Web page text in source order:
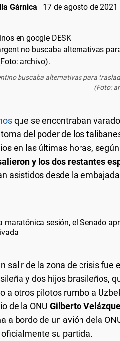
Gárnica | 17 de agosto de 2021
buscaba alternativas para
(Foto:
que se encontraban
del poder de los
en las últimas horas,
y los dos restantes
asistidos desde la
maratónica sesión, el Senado
salir de la zona de crisis fue
y dos hijos brasileños,
a otros pilotos rumbo a
de la ONU Gilberto
a bordo de un avión dela
su partida.